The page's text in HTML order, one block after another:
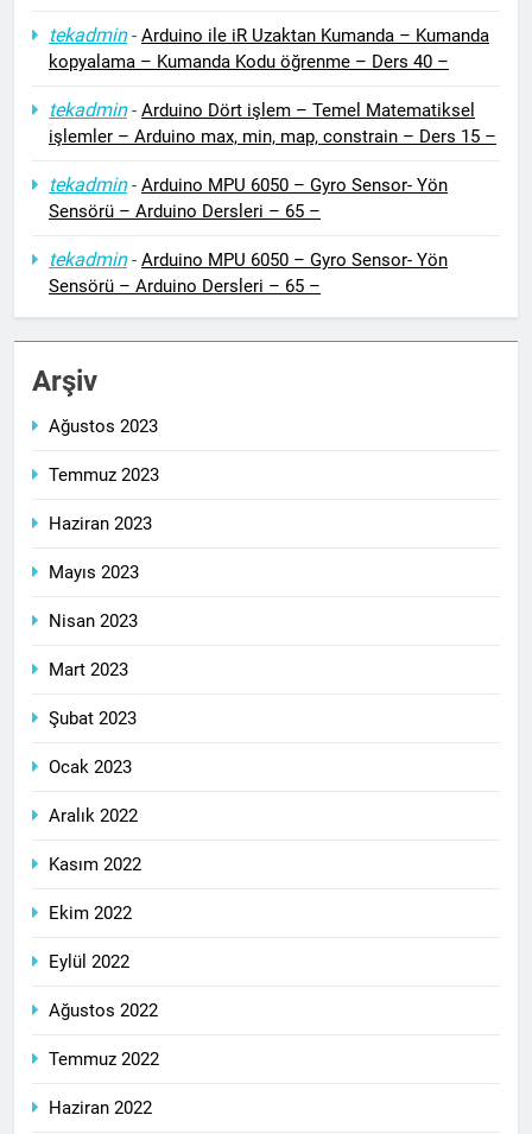
tekadmin- Arduino ile iR Uzaktan Kumanda – Kumanda
kopyalama – Kumanda Kodu öğrenme – Ders 40 –
tekadmin- Arduino Dört işlem – Temel Matematiksel
işlemler – Arduino max, min, map, constrain – Ders 15 –
tekadmin- Arduino MPU 6050 – Gyro Sensor- Yön
Sensörü – Arduino Dersleri – 65 –
tekadmin- Arduino MPU 6050 – Gyro Sensor- Yön
Sensörü – Arduino Dersleri – 65 –
Arşiv
Ağustos 2023
Temmuz 2023
Haziran 2023
Mayıs 2023
Nisan 2023
Mart 2023
Şubat 2023
Ocak 2023
Aralık 2022
Kasım 2022
Ekim 2022
Eylül 2022
Ağustos 2022
Temmuz 2022
Haziran 2022